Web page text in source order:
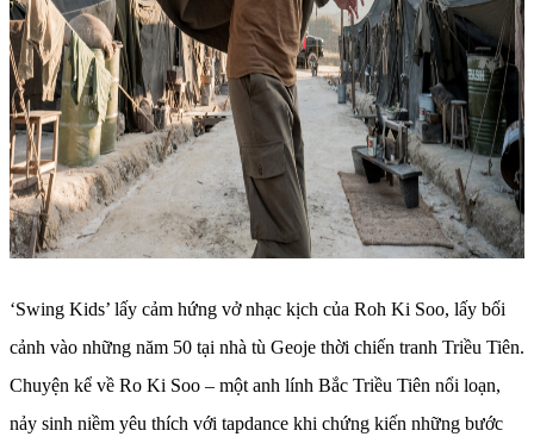
‘Swing Kids’ lấy cảm hứng vở nhạc kịch của Roh Ki Soo, lấy bối
cảnh vào những năm 50 tại nhà tù Geoje thời chiến tranh Triều Tiên.
Chuyện kể về Ro Ki Soo – một anh lính Bắc Triều Tiên nổi loạn,
nảy sinh niềm yêu thích với tapdance khi chứng kiến những bước